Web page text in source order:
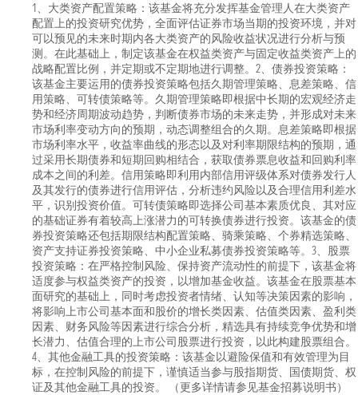
1、大类资产配置策略：该基金将充分发挥基金管理人在大类资产
配置上的投资研究优势，全面评估证券市场当期的投资环境，并对
可以预见的未来时期内各大类资产的风险收益状况进行分析与预
测。在此基础上，制定该基金在权益类资产与固定收益类资产上的
战略配置比例，并定期或不定期地进行调整。2、债券投资策略：
该基金主要运用的债券投资策略包括久期管理策略、息差策略、信
用策略、可转债策略等。久期管理策略即根据中长期的宏观经济走
势和经济周期波动趋势，判断债券市场的未来走势，并形成对未来
市场利率变动方向的预期，动态调整组合的久期。息差策略即根据
市场利率水平，收益率曲线的形态以及对利率期限结构的预期，通
过采用长期债券和短期回购相结合，获取债券票息收益和回购利率
成本之间的利差。信用策略即利用内部信用评级体系对债券发行人
及其发行的债券进行信用评估，分析违约风险以及合理信用利差水
平，识别投资价值。可转债策略即选择公司基本素质优良、其对应
的基础证券有着较高上涨潜力的可转换债券进行投资。该基金的债
券投资策略还包括期限结构配置策略、骑乘策略、个券精选策略、
资产支持证券投资策略、中小企业私募债券投资策略等。3、股票
投资策略：在严格控制风险、保持资产流动性的前提下，该基金将
适度参与权益类资产的投资，以增加基金收益。该基金在股票基本
面研究的基础上，同时考虑投资者情绪、认知等决策因素的影响，
将影响上市公司基本面和股价的增长类因素、估值类因素、盈利类
因素、财务风险等因素进行综合分析，精选具有持续竞争优势和增
长潜力、估值合理的上市公司股票进行投资，以此构建股票组合。
4、其他金融工具的投资策略：该基金以避险保值和有效管理为目
标，在控制风险的前提下，谨慎适当参与股指期货、国债期货、权
证及其他金融工具的投资。 （更多详情请参见基金招募说明书）